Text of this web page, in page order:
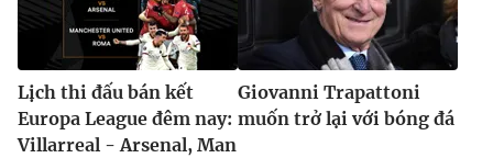
Lịch thi đấu bán kết
Europa League đêm nay:
Villarreal - Arsenal, Man
Giovanni Trapattoni
muốn trở lại với bóng đá